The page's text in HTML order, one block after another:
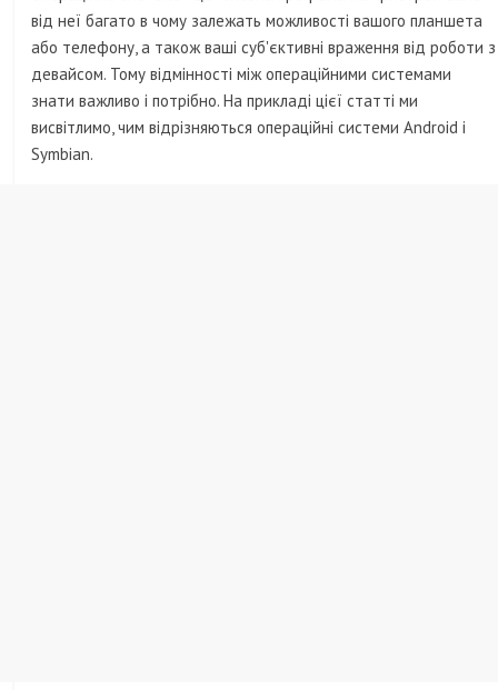
GPS-датчиками
Джоді Комер, біографія, новини, фото
від неї багато в чому залежать можливості вашого планшета
або телефону, а також ваші суб'єктивні враження від роботи з
девайсом. Тому відмінності між операційними системами
знати важливо і потрібно. На прикладі цієї статті ми
висвітлимо, чим відрізняються операційні системи Android і
Symbian.